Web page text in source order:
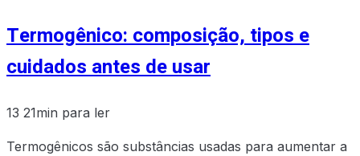
Termogênico: composição, tipos e
cuidados antes de usar
13 21min para ler
Termogênicos são substâncias usadas para aumentar a